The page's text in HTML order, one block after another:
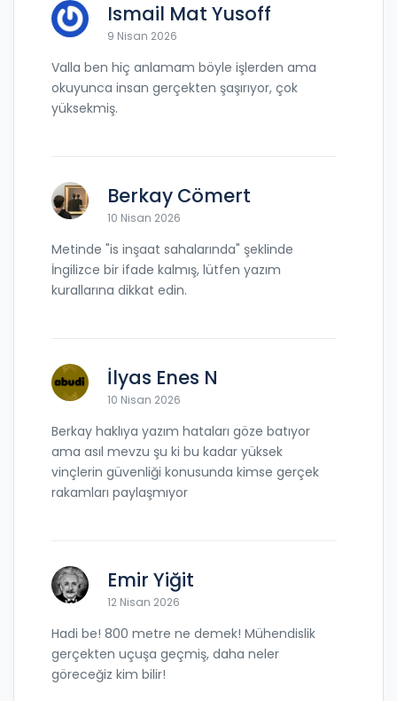
Ismail Mat Yusoff
9 Nisan 2026
Valla ben hiç anlamam böyle işlerden ama
okuyunca insan gerçekten şaşırıyor, çok
yüksekmiş.
Berkay Cömert
10 Nisan 2026
Metinde "is inşaat sahalarında" şeklinde
İngilizce bir ifade kalmış, lütfen yazım
kurallarına dikkat edin.
İlyas Enes N
10 Nisan 2026
Berkay haklıya yazım hataları göze batıyor
ama asıl mevzu şu ki bu kadar yüksek
vinçlerin güvenliği konusunda kimse gerçek
rakamları paylaşmıyor
Emir Yiğit
12 Nisan 2026
Hadi be! 800 metre ne demek! Mühendislik
gerçekten uçuşa geçmiş, daha neler
göreceğiz kim bilir!